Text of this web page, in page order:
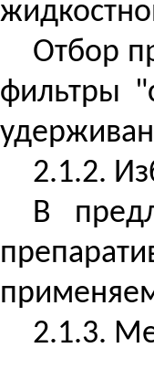
Отбор
фильтры
2.1.2.
В
2.1.3.